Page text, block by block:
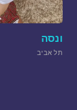
ונסה
תל אביב